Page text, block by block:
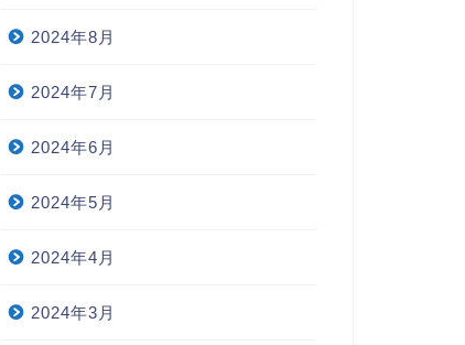
2024年8月
2024年7月
2024年6月
2024年5月
2024年4月
2024年3月